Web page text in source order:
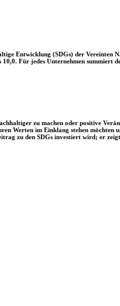
Entwicklung (SDGs) der
Für jedes Unternehmen
zu machen oder positive
Werten im Einklang stehen
zu den SDGs investiert wird; er